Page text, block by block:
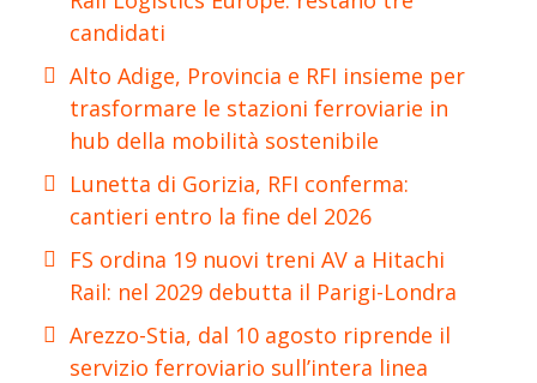
candidati
Alto Adige, Provincia e RFI insieme per
trasformare le stazioni ferroviarie in
hub della mobilità sostenibile
Lunetta di Gorizia, RFI conferma:
cantieri entro la fine del 2026
FS ordina 19 nuovi treni AV a Hitachi
Rail: nel 2029 debutta il Parigi-Londra
Arezzo-Stia, dal 10 agosto riprende il
servizio ferroviario sull’intera linea